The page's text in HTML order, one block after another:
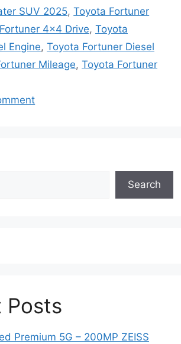
SUV 2025,Toyota Fortuner
4x4 Drive, Toyota
Engine, Toyota Fortuner Diesel
Mileage, Toyota Fortuner
Search
Posts
Premium 5G – 200MP ZEISS